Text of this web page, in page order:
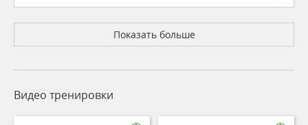
Показать больше
Видео тренировки